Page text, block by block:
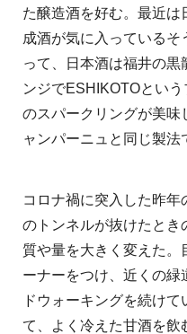
た醸造酒を好む。最近
成酒が気に入っている
って、日本酒は福井の黒
ンジでESHIKOTOとい
のスパークリングが美味
ャンパーニュと同じ製法
コロナ禍に突入した昨年
のトンネルが抜けたとき
質や量を大きく変えた。
ーナーをつけ、近くの緑
ドウォーキングを続け
て、よく冷えた甘酒を飲